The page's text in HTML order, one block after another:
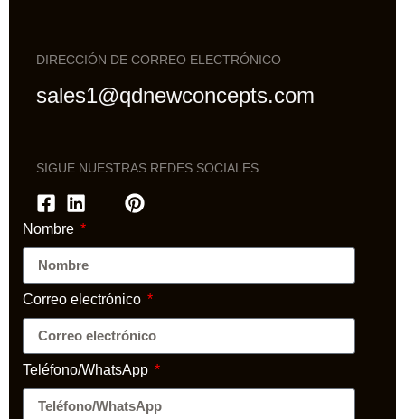
DIRECCIÓN DE CORREO ELECTRÓNICO
sales1@qdnewconcepts.com
SIGUE NUESTRAS REDES SOCIALES
Nombre
Correo electrónico
Teléfono/WhatsApp